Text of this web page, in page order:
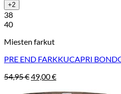
+2
38
40
Miesten farkut
PRE END FARKKUCAPRI
54,95€Alkuperäinen
49,00€Nykyinen